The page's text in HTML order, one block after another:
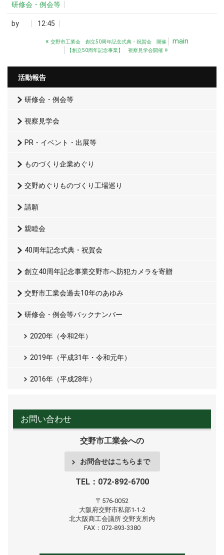
研修会・例会等
by 12:45
« 交野市工業会 創立50周年記念式典・祝賀会 開催 main
【創立50周年記念事業】 視察見学会開催»
活動報告
研修会・例会等
視察見学会
PR・イベント・出展等
ものづくり企業めぐり
交野めぐりものづくり工場巡り
請願
親睦会
40周年記念式典・祝賀会
創立40周年記念事業交野市へ防犯カメラを寄贈
交野市工業会過去10年のあゆみ
研修会・例会等バックナンバー
2020年（令和2年）
2019年（平成31年・令和元年）
2016年（平成28年）
お問い合わせ
交野市工業会への
お問合せはこちらまで
TEL：072-892-6700
〒576-0052
大阪府交野市私部1-1-2
北大阪商工会議所 交野支所内
FAX：072-893-3380